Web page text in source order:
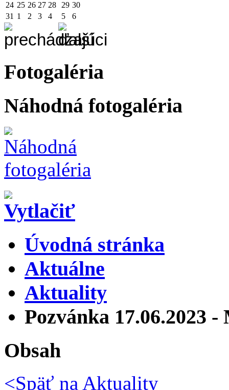
24 25 26 27 28 29 30
31 1 2 3 4 5 6
Fotogaléria
Náhodná fotogaléria
Úvodná stránka
Aktuálne
Aktuality
Pozvánka 17.06.2023 -
Obsah
<Späť na Aktuality